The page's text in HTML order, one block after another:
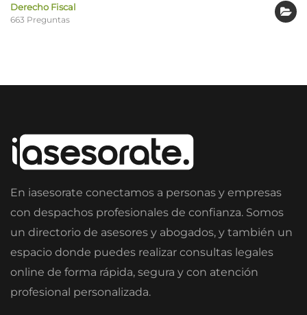
Derecho Fiscal
663 Preguntas
En iasesorate conectamos a personas y empresas
con despachos profesionales de confianza. Somos
un directorio de asesores y abogados, y también un
espacio donde puedes realizar consultas legales
online de forma rápida, segura y con atención
profesional personalizada.